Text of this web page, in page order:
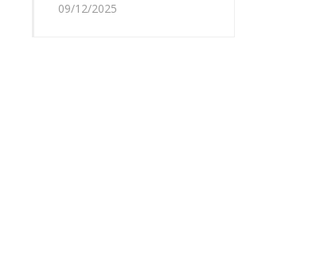
09/12/2025